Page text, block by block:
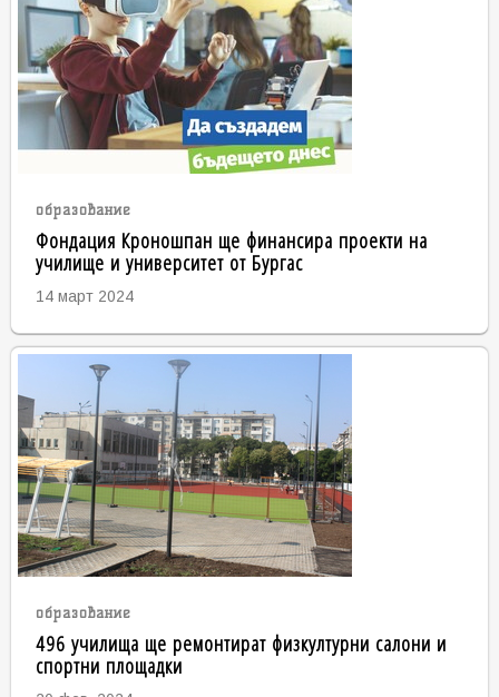
образование
Фондация Кроношпан ще финансира проекти на
училище и университет от Бургас
14 март 2024
образование
496 училища ще ремонтират физкултурни салони и
спортни площадки